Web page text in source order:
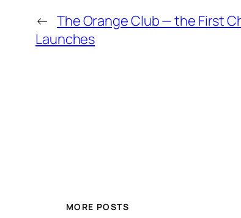
← The Orange Club — the First
Launches
MORE POSTS